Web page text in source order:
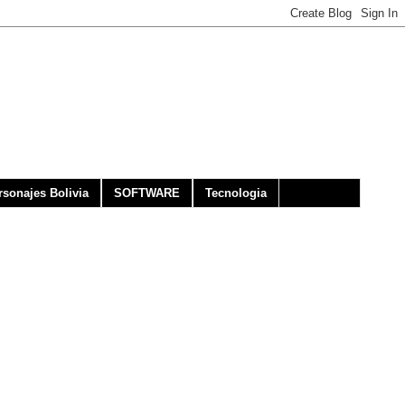
Bolivia SOFTWARE Tecnologia